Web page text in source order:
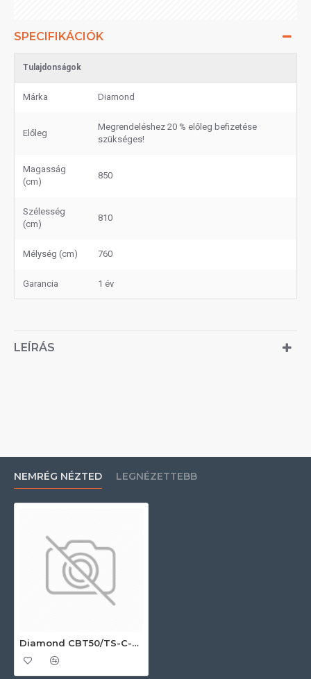
SPECIFIKÁCIÓK
Tulajdonságok
Márka Diamond
Előleg
Megrendeléshez 20 % előleg befizetése
szükséges!
Magasság
(cm)
850
Szélesség
(cm)
810
Mélység (cm) 760
Garancia 1 év
LEÍRÁS
NEMRÉG NÉZTED LEGNÉZETTEBB
Diamond CBT50/TS-C-GX Ipari sokkoló hűtő-fagyasztó